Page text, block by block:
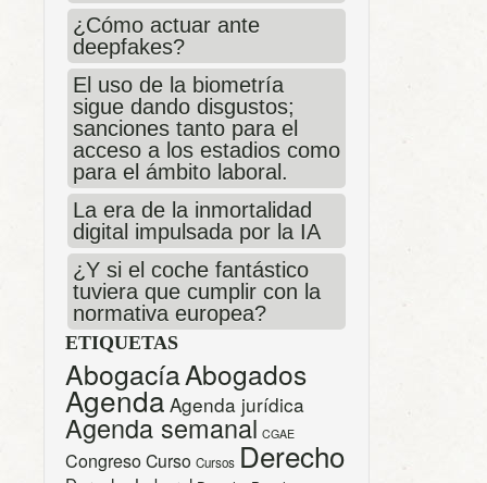
¿Cómo actuar ante
deepfakes?
El uso de la biometría
sigue dando disgustos;
sanciones tanto para el
acceso a los estadios como
para el ámbito laboral.
La era de la inmortalidad
digital impulsada por la IA
¿Y si el coche fantástico
tuviera que cumplir con la
normativa europea?
ETIQUETAS
AbogacíaAbogados
Agenda Agenda jurídica
Agenda semanal CGAE
CongresoCurso Cursos Derecho